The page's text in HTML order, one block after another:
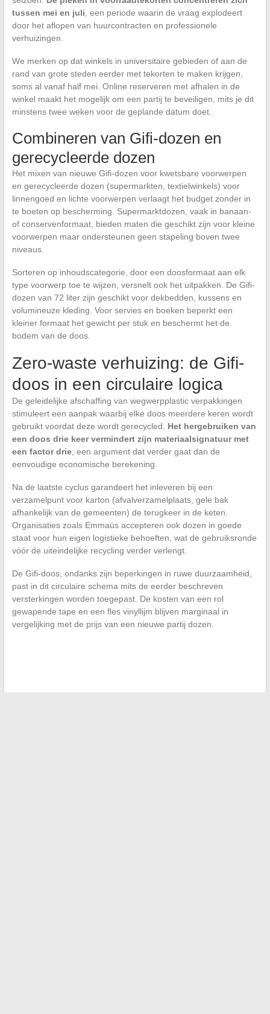
tussen mei en juli, een periode waarin de vraag explodeert
door het aflopen van huurcontracten en professionele
verhuizingen.
We merken op dat winkels in universitaire gebieden of aan de
rand van grote steden eerder met tekorten te maken krijgen,
soms al vanaf half mei. Online reserveren met afhalen in de
winkel maakt het mogelijk om een partij te beveiligen, mits je dit
minstens twee weken voor de geplande datum doet.
Combineren van Gifi-dozen en
gerecycleerde dozen
Het mixen van nieuwe Gifi-dozen voor kwetsbare voorwerpen
en gerecycleerde dozen (supermarkten, textielwinkels) voor
linnengoed en lichte voorwerpen verlaagt het budget zonder in
te boeten op bescherming. Supermarktdozen, vaak in banaan-
of conservenformaat, bieden maten die geschikt zijn voor kleine
voorwerpen maar ondersteunen geen stapeling boven twee
niveaus.
Sorteren op inhoudscategorie, door een doosformaat aan elk
type voorwerp toe te wijzen, versnelt ook het uitpakken. De Gifi-
dozen van 72 liter zijn geschikt voor dekbedden, kussens en
volumineuze kleding. Voor servies en boeken beperkt een
kleiner formaat het gewicht per stuk en beschermt het de
bodem van de doos.
Zero-waste verhuizing: de Gifi-
doos in een circulaire logica
De geleidelijke afschaffing van wegwerpplastic verpakkingen
stimuleert een aanpak waarbij elke doos meerdere keren wordt
gebruikt voordat deze wordt gerecycled. Het hergebruiken van
een doos drie keer vermindert zijn materiaalsignatuur met
een factor drie, een argument dat verder gaat dan de
eenvoudige economische berekening.
Na de laatste cyclus garandeert het inleveren bij een
verzamelpunt voor karton (afvalverzamelplaats, gele bak
afhankelijk van de gemeenten) de terugkeer in de keten.
Organisaties zoals Emmaüs accepteren ook dozen in goede
staat voor hun eigen logistieke behoeften, wat de gebruiksronde
vóór de uiteindelijke recycling verder verlengt.
De Gifi-doos, ondanks zijn beperkingen in ruwe duurzaamheid,
past in dit circulaire schema mits de eerder beschreven
versterkingen worden toegepast. De kosten van een rol
gewapende tape en een fles vinyllijm blijven marginaal in
vergelijking met de prijs van een nieuwe partij dozen.